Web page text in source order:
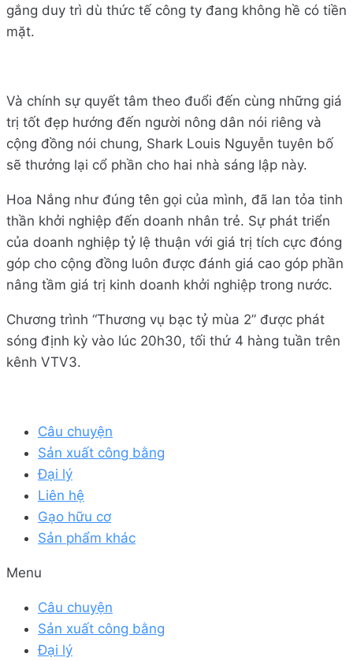
gắng duy trì dù thức tế công ty đang không hề có tiền
mặt.
Và chính sự quyết tâm theo đuổi đến cùng những giá
trị tốt đẹp hướng đến người nông dân nói riêng và
cộng đồng nói chung, Shark Louis Nguyễn tuyên bố
sẽ thưởng lại cổ phần cho hai nhà sáng lập này.
Hoa Nắng như đúng tên gọi của mình, đã lan tỏa tinh
thần khởi nghiệp đến doanh nhân trẻ. Sự phát triển
của doanh nghiệp tỷ lệ thuận với giá trị tích cực đóng
góp cho cộng đồng luôn được đánh giá cao góp phần
nâng tầm giá trị kinh doanh khởi nghiệp trong nước.
Chương trình “Thương vụ bạc tỷ mùa 2” được phát
sóng định kỳ vào lúc 20h30, tối thứ 4 hàng tuần trên
kênh VTV3.
Câu chuyện
Sản xuất công bằng
Đại lý
Liên hệ
Gạo hữu cơ
Sản phẩm khác
Menu
Câu chuyện
Sản xuất công bằng
Đại lý